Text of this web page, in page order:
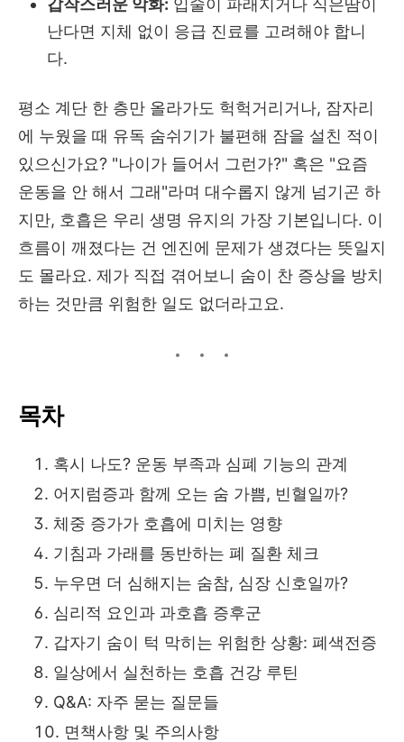
갑작스러운 악화: 입술이 파래지거나 식은땀이
난다면 지체 없이 응급 진료를 고려해야 합니
다.
평소 계단 한 층만 올라가도 헉헉거리거나, 잠자리
에 누웠을 때 유독 숨쉬기가 불편해 잠을 설친 적이
있으신가요? "나이가 들어서 그런가?" 혹은 "요즘
운동을 안 해서 그래"라며 대수롭지 않게 넘기곤 하
지만, 호흡은 우리 생명 유지의 가장 기본입니다. 이
흐름이 깨졌다는 건 엔진에 문제가 생겼다는 뜻일지
도 몰라요. 제가 직접 겪어보니 숨이 찬 증상을 방치
하는 것만큼 위험한 일도 없더라고요.
목차
혹시 나도? 운동 부족과 심폐 기능의 관계
어지럼증과 함께 오는 숨 가쁨, 빈혈일까?
체중 증가가 호흡에 미치는 영향
기침과 가래를 동반하는 폐 질환 체크
누우면 더 심해지는 숨참, 심장 신호일까?
심리적 요인과 과호흡 증후군
갑자기 숨이 턱 막히는 위험한 상황: 폐색전증
일상에서 실천하는 호흡 건강 루틴
Q&A: 자주 묻는 질문들
면책사항 및 주의사항